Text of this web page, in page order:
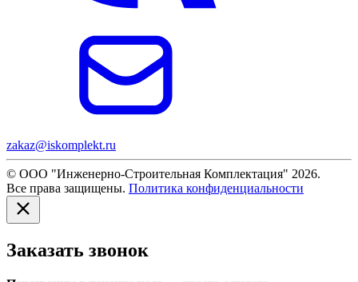
zakaz@iskomplekt.ru
© ООО "Инженерно-Строительная Комплектация" 2026.
Все права защищены. Политика конфиденциальности
Заказать звонок